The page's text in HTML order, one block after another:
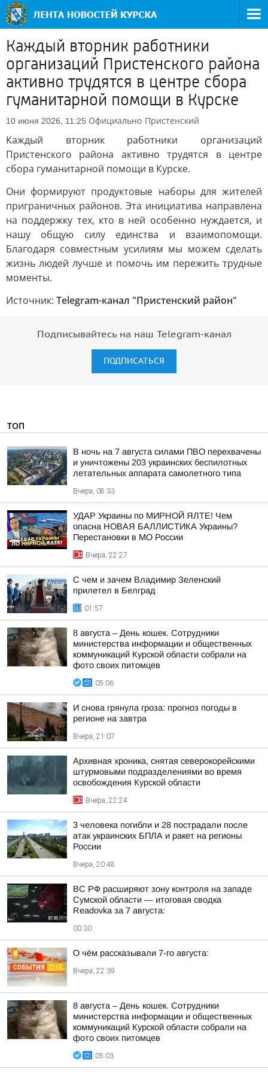
Каждый вторник работники
организаций Пристенского района
активно трудятся в центре сбора
гуманитарной помощи в Курске
10 июня 2026, 11:25 Официально Пристенский
Каждый вторник работники организаций
Пристенского района активно трудятся в центре
сбора гуманитарной помощи в Курске.
Они формируют продуктовые наборы для жителей
приграничных районов. Эта инициатива направлена
на поддержку тех, кто в ней особенно нуждается, и
нашу общую силу единства и взаимопомощи.
Благодаря совместным усилиям мы можем сделать
жизнь людей лучше и помочь им пережить трудные
моменты.
Источник: Telegram-канал "Пристенский район"
Подписывайтесь на наш Telegram-канал
ПОДПИСАТЬСЯ
ТОП
В ночь на 7 августа силами ПВО перехвачены
и уничтожены 203 украинских беспилотных
летательных аппарата самолетного типа
Вчера, 08:33
УДАР Украины по МИРНОЙ ЯЛТЕ! Чем
опасна НОВАЯ БАЛЛИСТИКА Украины?
Перестановки в МО России
Вчера, 22:27
С чем и зачем Владимир Зеленский
прилетел в Белград
01:57
8 августа – День кошек. Сотрудники
министерства информации и общественных
коммуникаций Курской области собрали на
фото своих питомцев
05:06
И снова грянула гроза: прогноз погоды в
регионе на завтра
Вчера, 21:07
Архивная хроника, снятая северокорейскими
штурмовыми подразделениями во время
освобождения Курской области
Вчера, 22:24
3 человека погибли и 28 пострадали после
атак украинских БПЛА и ракет на регионы
России
Вчера, 20:48
ВС РФ расширяют зону контроля на западе
Сумской области — итоговая сводка
Readovka за 7 августа:
00:30
О чём рассказывали 7-го августа:
Вчера, 22:39
8 августа – День кошек. Сотрудники
министерства информации и общественных
коммуникаций Курской области собрали на
фото своих питомцев
05:03